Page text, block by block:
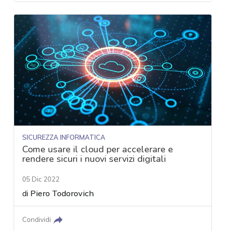
SICUREZZA INFORMATICA
Come usare il cloud per accelerare e
rendere sicuri i nuovi servizi digitali
05 Dic 2022
di Piero Todorovich
Condividi